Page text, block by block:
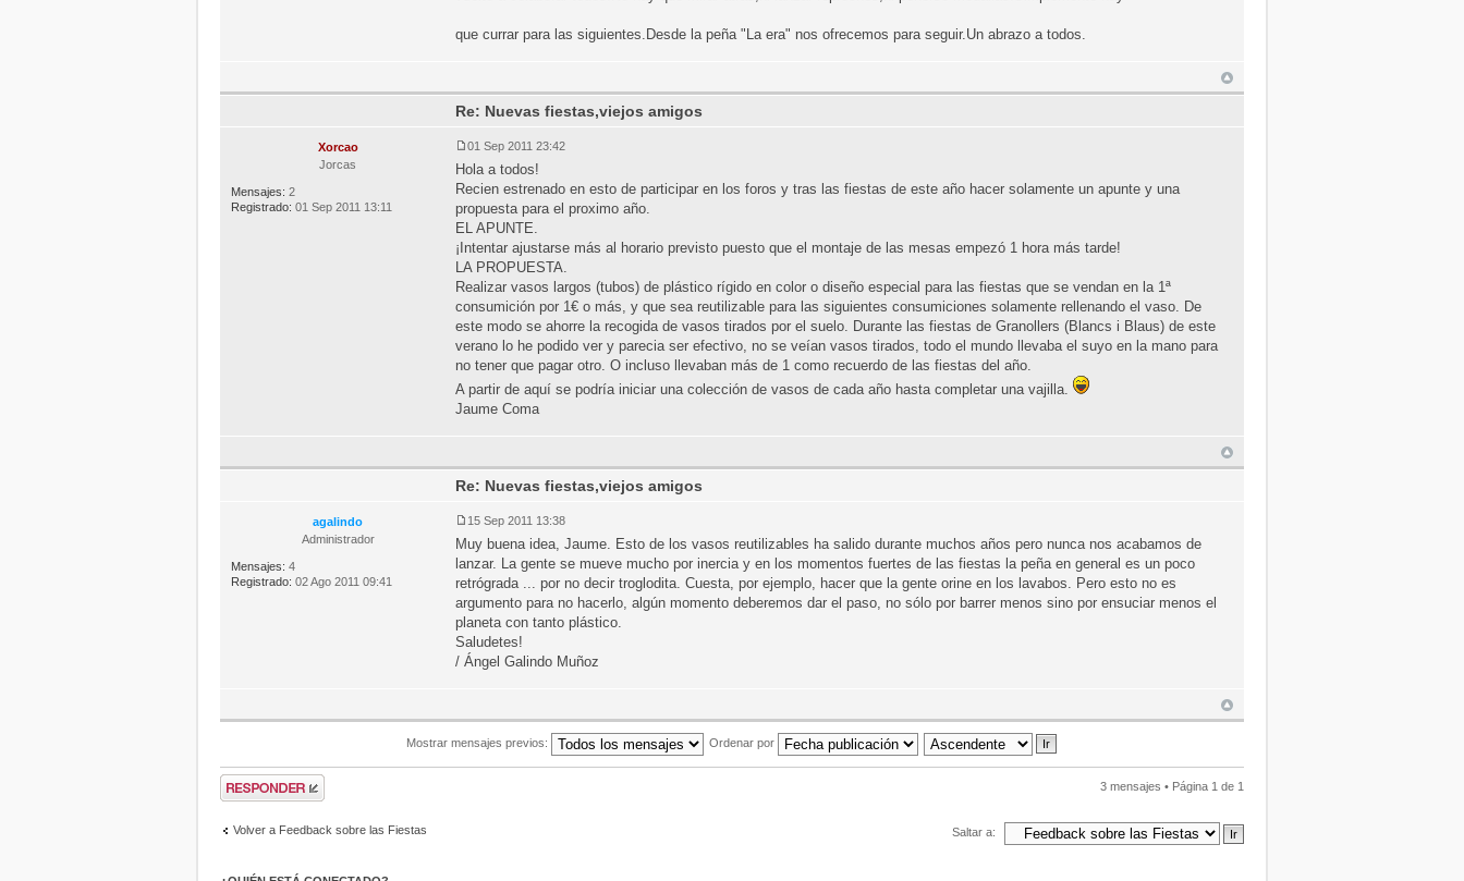
que currar para las siguientes.Desde la peña "La era" nos ofrecemos para seguir.Un abrazo a todos.
Xorcao
Jorcas
Mensajes: 2
Registrado: 01 Sep 2011 13:11
Re: Nuevas fiestas,viejos amigos
01 Sep 2011 23:42
Hola a todos!
Recien estrenado en esto de participar en los foros y tras las fiestas de este año hacer solamente un apunte y una
propuesta para el proximo año.
EL APUNTE.
¡Intentar ajustarse más al horario previsto puesto que el montaje de las mesas empezó 1 hora más tarde!
LA PROPUESTA.
Realizar vasos largos (tubos) de plástico rígido en color o diseño especial para las fiestas que se vendan en la 1ª
consumición por 1€ o más, y que sea reutilizable para las siguientes consumiciones solamente rellenando el vaso. De
este modo se ahorre la recogida de vasos tirados por el suelo. Durante las fiestas de Granollers (Blancs i Blaus) de este
verano lo he podido ver y parecia ser efectivo, no se veían vasos tirados, todo el mundo llevaba el suyo en la mano para
no tener que pagar otro. O incluso llevaban más de 1 como recuerdo de las fiestas del año.
A partir de aquí se podría iniciar una colección de vasos de cada año hasta completar una vajilla.
Jaume Coma
agalindo
Administrador
Mensajes: 4
Registrado: 02 Ago 2011 09:41
Re: Nuevas fiestas,viejos amigos
15 Sep 2011 13:38
Muy buena idea, Jaume. Esto de los vasos reutilizables ha salido durante muchos años pero nunca nos acabamos de
lanzar. La gente se mueve mucho por inercia y en los momentos fuertes de las fiestas la peña en general es un poco
retrógrada ... por no decir troglodita. Cuesta, por ejemplo, hacer que la gente orine en los lavabos. Pero esto no es
argumento para no hacerlo, algún momento deberemos dar el paso, no sólo por barrer menos sino por ensuciar menos el
planeta con tanto plástico.
Saludetes!
/ Ángel Galindo Muñoz
Mostrar mensajes previos: Ordenar por
3 mensajes • Página 1 de 1
Volver a Feedback sobre las Fiestas Saltar a: